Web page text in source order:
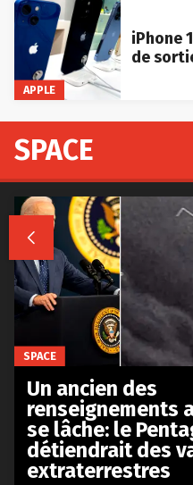
APPLE
iPhone
de
SPACE

SPACE
Un ancien des
renseignements
se lâche: le
détiendrait des
extraterrestres